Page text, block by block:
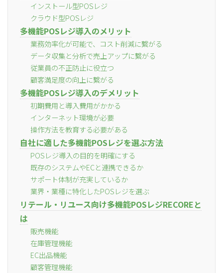
インストール型POSレジ
クラウド型POSレジ
多機能POSレジ導入のメリット
業務効率化が可能で、コスト削減に繋がる
データ収集と分析で売上アップに繋がる
従業員の不正防止に役立つ
顧客満足度の向上に繋がる
多機能POSレジ導入のデメリット
初期費用と導入費用がかかる
インターネット環境が必要
操作方法を教育する必要がある
自社に適した多機能POSレジを選ぶ方法
POSレジ導入の目的を明確にする
既存のシステムやECと連携できるか
サポート体制が充実しているか
業界・業種に特化したPOSレジを選ぶ
リテール・リユース向け多機能POSレジRECOREと
は
販売機能
在庫管理機能
EC出品機能
顧客管理機能